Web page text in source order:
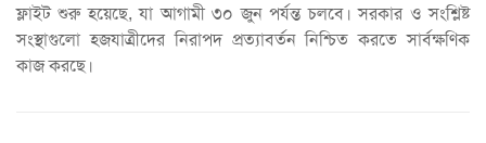
ফ্লাইট শুরু হয়েছে, যা আগামী ৩০ জুন পর্যন্ত চলবে। সরকার ও সংশ্লিষ্ট
সংস্থাগুলো হজযাত্রীদের নিরাপদ প্রত্যাবর্তন নিশ্চিত করতে সার্বক্ষণিক
কাজ করছে।